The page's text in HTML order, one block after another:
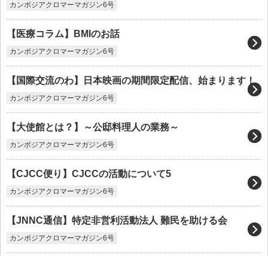
カンボジアクロマーマガジン6号
【医療コラム】BMIのお話
カンボジアクロマーマガジン6号
【国際交流のわ】日本映画の期間限定配信、始まります！
カンボジアクロマーマガジン6号
【大使館とは？】～公邸料理人の業務～
カンボジアクロマーマガジン6号
【CJCC便り】CJCCの活動について5
カンボジアクロマーマガジン6号
【JNNC通信】特定非営利活動法人 難民を助ける会
カンボジアクロマーマガジン6号